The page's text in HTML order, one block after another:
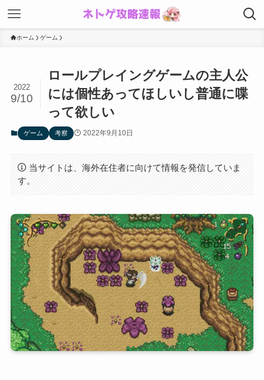
ホーム ゲーム
ロールプレイングゲームの主人公
には個性あってほしいし普通に喋
って欲しい
2022
9/10
ゲーム 考察 2022年9月10日
当サイトは、海外在住者に向けて情報を発信していま
す。